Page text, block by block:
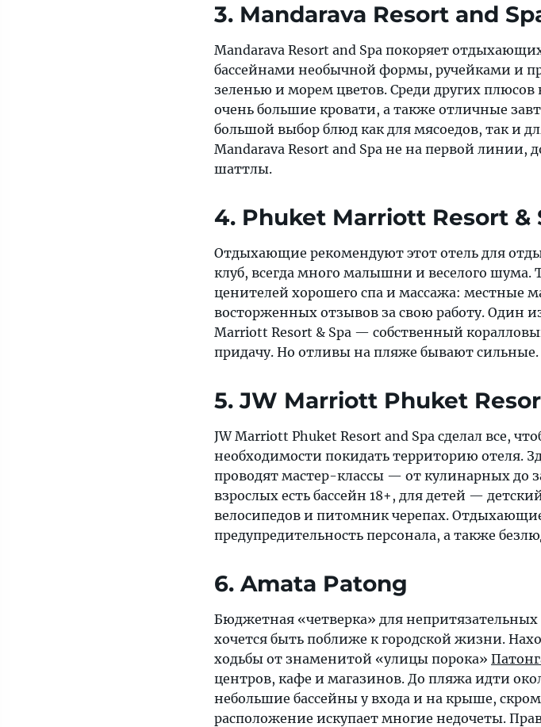
3. Mandarava Resort and
Mandarava Resort and Spa покоряет
бассейнами необычной формы, ручейками и
зеленью и морем цветов. Среди других
очень большие кровати, а также отличные
большой выбор блюд как для мясоедов, так и
Mandarava Resort and Spa не на первой линии,
шаттлы.
4. Phuket Marriott Resort &
Отдыхающие рекомендуют этот отель для
клуб, всегда много малышни и веселого шума.
ценителей хорошего спа и массажа: местные
восторженных отзывов за свою работу. Один
Marriott Resort & Spa — собственный
придачу. Но отливы на пляже бывают сильные.
5. JW Marriott Phuket
JW Marriott Phuket Resort and Spa сделал все,
необходимости покидать территорию отеля.
проводят мастер-классы — от кулинарных до
взрослых есть бассейн 18+, для детей —
велосипедов и питомник черепах.
предупредительность персонала, а также
6. Amata Patong
Бюджетная «четверка» для
хочется быть поближе к городской жизни.
ходьбы от знаменитой «улицы порока»
центров, кафе и магазинов. До пляжа идти
небольшие бассейны у входа и на крыше,
расположение искупает многие недочеты.